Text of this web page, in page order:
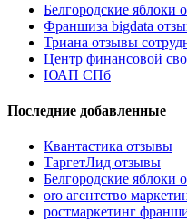
Белгородские яблоки
Франшиза bigdata
Триана отзывы
Центр финансовой
ЮАП СПб
Последние добавленные
Квантастика отзывы
ТаргетЛид отзывы
Белгородские яблоки
oro агентство
ростмаркетинг